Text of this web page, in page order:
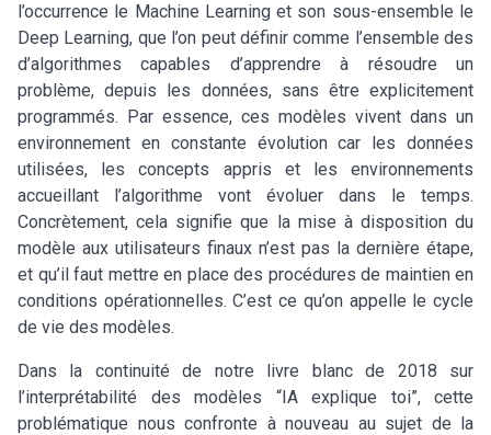
l’occurrence le Machine Learning et son sous-ensemble le
Deep Learning, que l’on peut définir comme l’ensemble des
d’algorithmes capables d’apprendre à résoudre un
problème, depuis les données, sans être explicitement
programmés. Par essence, ces modèles vivent dans un
environnement en constante évolution car les données
utilisées, les concepts appris et les environnements
accueillant l’algorithme vont évoluer dans le temps.
Concrètement, cela signifie que la mise à disposition du
modèle aux utilisateurs finaux n’est pas la dernière étape,
et qu’il faut mettre en place des procédures de maintien en
conditions opérationnelles. C’est ce qu’on appelle le cycle
de vie des modèles.
Dans la continuité de notre livre blanc de 2018 sur
l’interprétabilité des modèles “IA explique toi”, cette
problématique nous confronte à nouveau au sujet de la